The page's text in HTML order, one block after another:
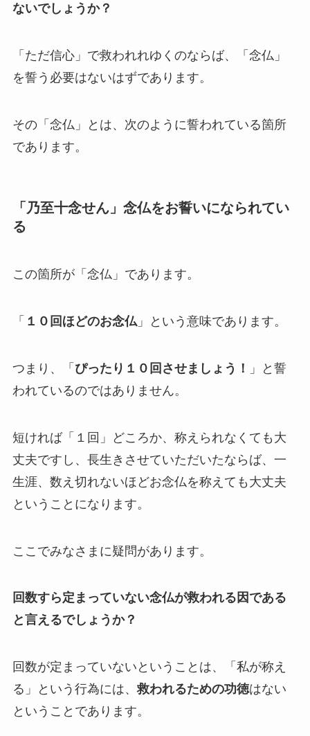
ないでしょうか？
「ただ信心」で救われれゆくのならば、「念仏」
を誓う必要はないはずであります。
その「念仏」とは、次のように誓われている箇所
であります。
「乃至十念せん」念仏をお誓いになられてい
る
この箇所が「念仏」であります。
「 １０回ほどのお念仏」という意味であります。
つまり、「 ぴったり１０回させましょう！
」と誓
われているのではありません。
短ければ「１回」どころか、称えられなくても大
丈夫ですし、長生きさせていただいたならば、一
生涯、数え切れないほどお念仏を称えても大丈夫
ということになります。
ここでみなさまに疑問があります。
回数すら定まっていない念仏が救われる因である
と言えるでしょうか？
回数が定まっていないということは、「私が称え
る」という行為には、救われるための功徳はない
ということであります。